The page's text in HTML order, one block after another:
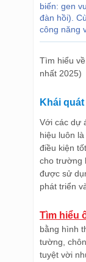
biến: gen
đàn hồi).
công năng
Tìm hiểu
nhất 2025)
Khái
Với các dự
hiệu luôn
điều kiện
cho trường
được sử
phát triển
Tìm hiểu
bằng hình
tường,
tuyệt vời